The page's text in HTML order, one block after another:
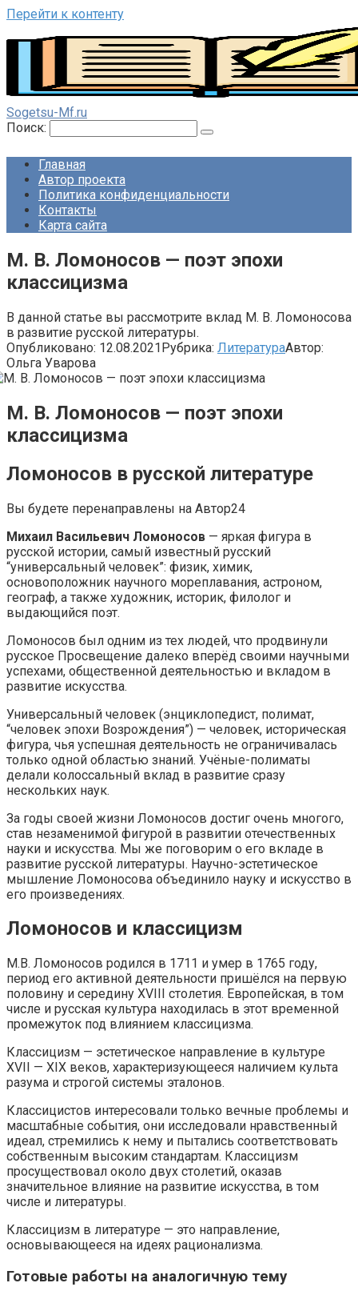
Перейти к контенту
Sogetsu-Mf.ru
Поиск:
Главная
Автор проекта
Политика конфиденциальности
Контакты
Карта сайта
М. В. Ломоносов — поэт эпохи
классицизма
В данной статье вы рассмотрите вклад М. В. Ломоносова
в развитие русской литературы.
Опубликовано: 12.08.2021Рубрика: ЛитератураАвтор:
Ольга Уварова
М. В. Ломоносов — поэт эпохи
классицизма
Ломоносов в русской литературе
Вы будете перенаправлены на Автор24
Михаил Васильевич Ломоносов — яркая фигура в
русской истории, самый известный русский
“универсальный человек”: физик, химик,
основоположник научного мореплавания, астроном,
географ, а также художник, историк, филолог и
выдающийся поэт.
Ломоносов был одним из тех людей, что продвинули
русское Просвещение далеко вперёд своими научными
успехами, общественной деятельностью и вкладом в
развитие искусства.
Универсальный человек (энциклопедист, полимат,
“человек эпохи Возрождения”) — человек, историческая
фигура, чья успешная деятельность не ограничивалась
только одной областью знаний. Учёные-полиматы
делали колоссальный вклад в развитие сразу
нескольких наук.
За годы своей жизни Ломоносов достиг очень многого,
став незаменимой фигурой в развитии отечественных
науки и искусства. Мы же поговорим о его вкладе в
развитие русской литературы. Научно-эстетическое
мышление Ломоносова объединило науку и искусство в
его произведениях.
Ломоносов и классицизм
М.В. Ломоносов родился в 1711 и умер в 1765 году,
период его активной деятельности пришёлся на первую
половину и середину XVIII столетия. Европейская, в том
числе и русская культура находилась в этот временной
промежуток под влиянием классицизма.
Классицизм — эстетическое направление в культуре
XVII — XIX веков, характеризующееся наличием культа
разума и строгой системы эталонов.
Классицистов интересовали только вечные проблемы и
масштабные события, они исследовали нравственный
идеал, стремились к нему и пытались соответствовать
собственным высоким стандартам. Классицизм
просуществовал около двух столетий, оказав
значительное влияние на развитие искусства, в том
числе и литературы.
Классицизм в литературе — это направление,
основывающееся на идеях рационализма.
Готовые работы на аналогичную тему